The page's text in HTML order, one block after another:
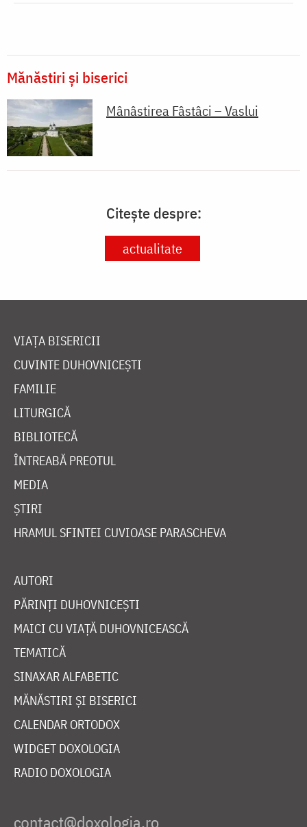
Mănăstiri și biserici
Mânâstirea Fâstâci – Vaslui
Citește despre:
actualitate
VIAȚA BISERICII
CUVINTE DUHOVNICEȘTI
FAMILIE
LITURGICĂ
BIBLIOTECĂ
ÎNTREABĂ PREOTUL
MEDIA
ȘTIRI
HRAMUL SFINTEI CUVIOASE PARASCHEVA
AUTORI
PĂRINȚI DUHOVNICEȘTI
MAICI CU VIAȚĂ DUHOVNICEASCĂ
TEMATICĂ
SINAXAR ALFABETIC
MĂNĂSTIRI ȘI BISERICI
CALENDAR ORTODOX
WIDGET DOXOLOGIA
RADIO DOXOLOGIA